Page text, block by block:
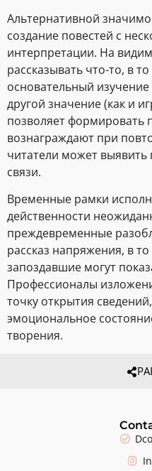
Альтернативной
создание повестей с
интерпретации. На
рассказывать что-то, в
основательный
другой значение (как и
позволяет формировать
вознаграждают при
читатели может
связи.
Временные рамки
действенности
преждевременные
рассказ напряжения, в
запоздавшие могут
Профессионалы
точку открытия
эмоциональное
творения.